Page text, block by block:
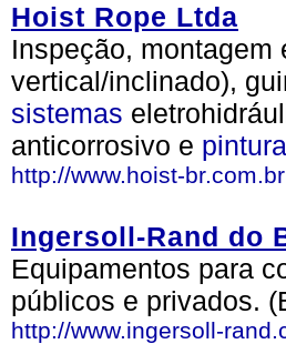
Hoist Rope Ltda
Inspeção, montagem
vertical/inclinado),
sistemas
anticorrosivo e pintura
http://www.hoist-br.com.br
Ingersoll-Rand do
Equipamentos para
públicos e privados.
http://www.ingersoll-